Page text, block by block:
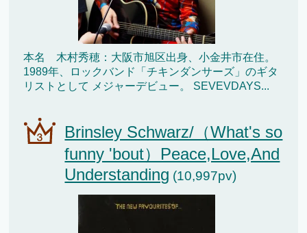
本名 木村秀穂：大阪市旭区出身、小金井市在住。
1989年、ロックバンド「チキンダンサーズ」のギタ
リストとして メジャーデビュー。 SEVEVDAYS...
Brinsley Schwarz/（What's so
funny 'bout）Peace,Love,And
Understanding (10,997pv)